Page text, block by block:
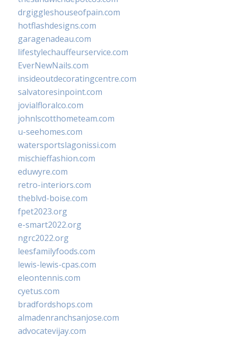
drgiggleshouseofpain.com
hotflashdesigns.com
garagenadeau.com
lifestylechauffeurservice.com
EverNewNails.com
insideoutdecoratingcentre.com
salvatoresinpoint.com
jovialfloralco.com
johnlscotthometeam.com
u-seehomes.com
watersportslagonissi.com
mischieffashion.com
eduwyre.com
retro-interiors.com
theblvd-boise.com
fpet2023.org
e-smart2022.org
ngrc2022.org
leesfamilyfoods.com
lewis-lewis-cpas.com
eleontennis.com
cyetus.com
bradfordshops.com
almadenranchsanjose.com
advocatevijay.com